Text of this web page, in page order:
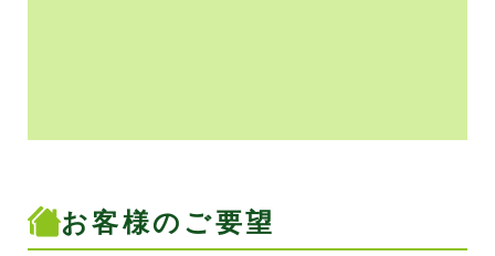
お客様のご要望